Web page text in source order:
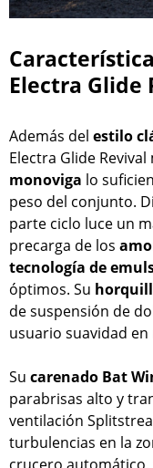
Electra Glide
Además del estilo
Electra Glide
monoviga lo
peso del conjunto.
parte ciclo luce un
precarga de los
tecnología de
óptimos. Su
de suspensión de
usuario suavidad en
Su carenado Bat
parabrisas alto y
ventilación
turbulencias en la